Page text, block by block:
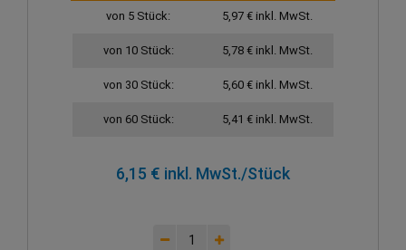
von 5 Stück: 5,97 € inkl. MwSt.
von 10 Stück: 5,78 € inkl. MwSt.
von 30 Stück: 5,60 € inkl. MwSt.
von 60 Stück: 5,41 € inkl. MwSt.
6,15 € inkl. MwSt./Stück